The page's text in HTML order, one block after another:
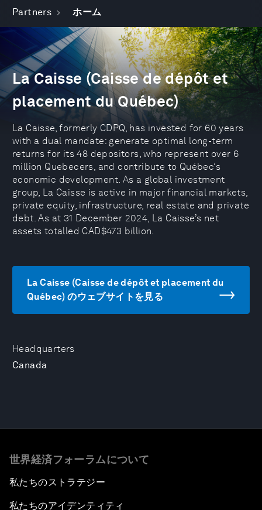
Partners ホーム
Headquarters
Canada
La Caisse (Caisse de dépôt et
placement du Québec)
La Caisse, formerly CDPQ, has invested for 60 years
with a dual mandate: generate optimal long-term
returns for its 48 depositors, who represent over 6
million Quebecers, and contribute to Québec’s
economic development. As a global investment
group, La Caisse is active in major financial markets,
private equity, infrastructure, real estate and private
debt. As at 31 December 2024, La Caisse’s net
assets totalled CAD$473 billion.
La Caisse (Caisse de dépôt et placement du
Québec) のウェブサイトを見る
世界経済フォーラムについて
私たちのストラテジー
私たちのアイデンティティ